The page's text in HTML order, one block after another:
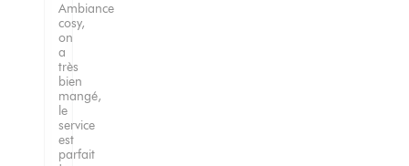
Ambiance
cosy,
on
a
très
bien
mangé,
le
service
est
parfait